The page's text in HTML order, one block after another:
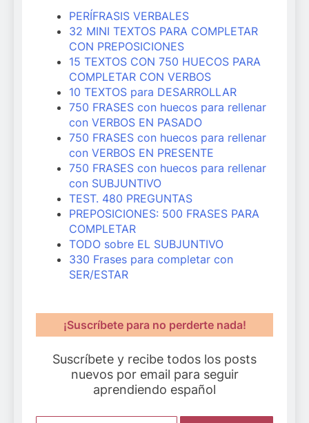
PERÍFRASIS VERBALES
32 MINI TEXTOS PARA COMPLETAR
CON PREPOSICIONES
15 TEXTOS CON 750 HUECOS PARA
COMPLETAR CON VERBOS
10 TEXTOS para DESARROLLAR
750 FRASES con huecos para rellenar
con VERBOS EN PASADO
750 FRASES con huecos para rellenar
con VERBOS EN PRESENTE
750 FRASES con huecos para rellenar
con SUBJUNTIVO
TEST. 480 PREGUNTAS
PREPOSICIONES: 500 FRASES PARA
COMPLETAR
TODO sobre EL SUBJUNTIVO
330 Frases para completar con
SER/ESTAR
¡Suscríbete para no perderte nada!
Suscríbete y recibe todos los posts
nuevos por email para seguir
aprendiendo español
Escribe aquí tu email